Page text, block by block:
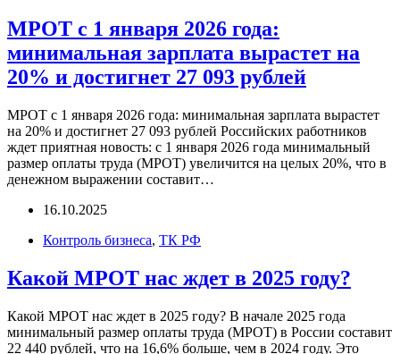
МРОТ с 1 января 2026 года:
минимальная зарплата вырастет на
20% и достигнет 27 093 рублей
МРОТ с 1 января 2026 года: минимальная зарплата вырастет
на 20% и достигнет 27 093 рублей Российских работников
ждет приятная новость: с 1 января 2026 года минимальный
размер оплаты труда (МРОТ) увеличится на целых 20%, что в
денежном выражении составит…
16.10.2025
Контроль бизнеса, ТК РФ
Какой МРОТ нас ждет в 2025 году?
Какой МРОТ нас ждет в 2025 году? В начале 2025 года
минимальный размер оплаты труда (МРОТ) в России составит
22 440 рублей, что на 16,6% больше, чем в 2024 году. Это